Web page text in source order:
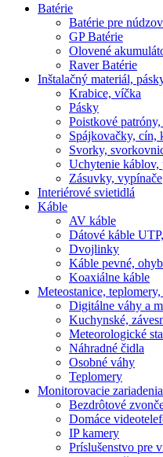
Batérie
Batérie pre
GP Batérie
Olovené
Raver Batérie
Inštalačný materiál,
Krabice, víčka
Pásky
Poistkové
Spájkovačky, cín,
Svorky,
Uchytenie
Zásuvky, vypínače
Interiérové svietidlá
Káble
AV káble
Dátové káble
Dvojlinky
Káble pevné,
Koaxiálne káble
Meteostanice,
Digitálne váhy a
Kuchynské,
Meteorologické
Náhradné čidla
Osobné váhy
Teplomery
Monitorovacie
Bezdrôtové
Domáce
IP kamery
Príslušenstvo pre